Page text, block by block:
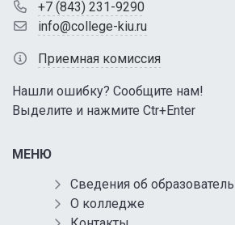
+7 (843) 231-9290
info@college-kiu.ru
Приемная комиссия
Нашли ошибку? Сообщите нам!
Выделите и нажмите Ctr+Enter
МЕНЮ
Сведения об
О колледже